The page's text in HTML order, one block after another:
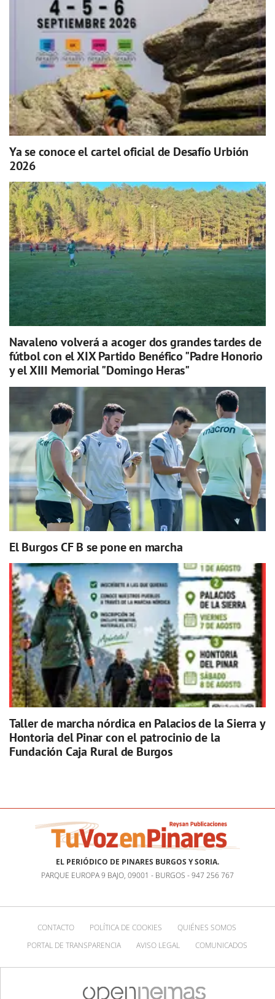
Ya se conoce el cartel oficial de Desafío Urbión
2026
Navaleno volverá a acoger dos grandes tardes de
fútbol con el XIX Partido Benéfico "Padre Honorio
y el XIII Memorial "Domingo Heras"
El Burgos CF B se pone en marcha
Taller de marcha nórdica en Palacios de la Sierra y
Hontoria del Pinar con el patrocinio de la
Fundación Caja Rural de Burgos
EL PERIÓDICO DE PINARES BURGOS Y SORIA.
PARQUE EUROPA 9 BAJO, 09001 - BURGOS - 947 256 767
CONTACTO POLÍTICA DE COOKIES
QUIÉNES SOMOS
PORTAL DE TRANSPARENCIA
AVISO LEGAL COMUNICADOS